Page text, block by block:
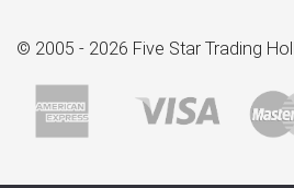
© 2005 - 2026 Five Star Trading